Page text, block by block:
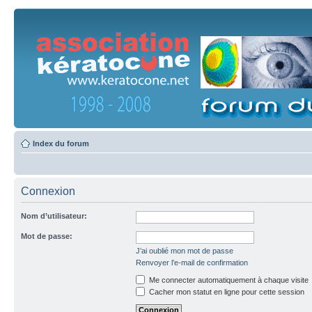
Index du forum
Connexion
Nom d’utilisateur:
Mot de passe:
J’ai oublié mon mot de passe
Renvoyer l’e-mail de confirmation
Me connecter automatiquement à chaque visite
Cacher mon statut en ligne pour cette session